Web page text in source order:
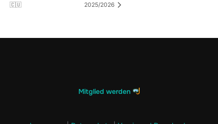
🇨🇺
2025/2026
Mitglied werden